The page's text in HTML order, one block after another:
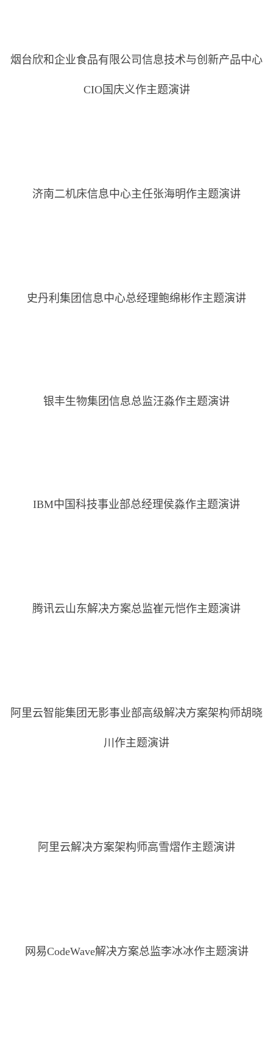
烟台欣和企业食品有限公司信息技术与创新产品中心
CIO国庆义作主题演讲
济南二机床信息中心主任张海明作主题演讲
史丹利集团信息中心总经理鲍绵彬作主题演讲
银丰生物集团信息总监汪淼作主题演讲
IBM中国科技事业部总经理侯淼作主题演讲
腾讯云山东解决方案总监崔元恺作主题演讲
阿里云智能集团无影事业部高级解决方案架构师胡晓
川作主题演讲
阿里云解决方案架构师高雪熠作主题演讲
网易CodeWave解决方案总监李冰冰作主题演讲